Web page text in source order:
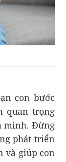
con bước
quan trọng
mình. Đừng
phát triển
và giúp con